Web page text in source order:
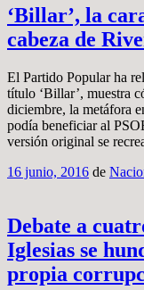
‘Billar’, la
cabeza de
El Partido Popular ha
título ‘Billar’, muestra
diciembre, la metáfora
podía beneficiar al
versión original se
16 junio, 2016 de
Debate a
Iglesias se
propia